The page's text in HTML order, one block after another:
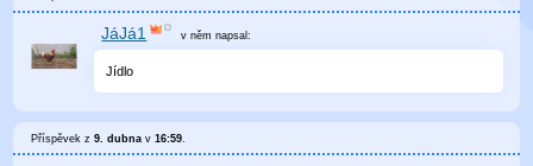
JáJá1 v něm napsal:
Jídlo
Příspěvek z9. dubna v16:59